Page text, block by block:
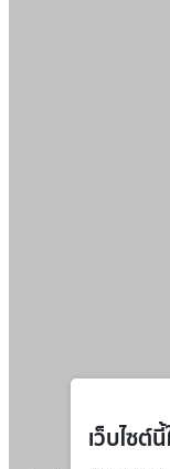
เว็บไซต์